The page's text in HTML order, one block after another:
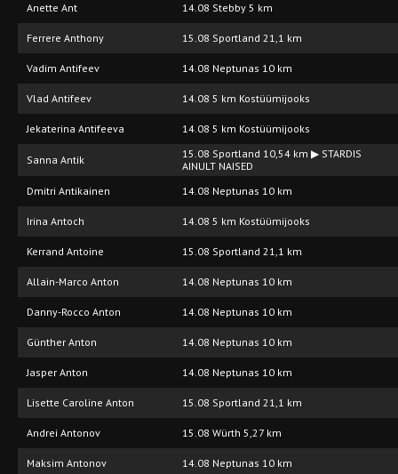
Anette Ant 14.08 Stebby 5 km
Ferrere Anthony 15.08 Sportland 21,1 km
Vadim Antifeev 14.08 Neptunas 10 km
Vlad Antifeev 14.08 5 km Kostüümijooks
Jekaterina Antifeeva 14.08 5 km Kostüümijooks
Sanna Antik
15.08 Sportland 10,54 km ▶ STARDIS
AINULT NAISED
Dmitri Antikainen
14.08 Neptunas 10 km
Irina Antoch 14.08 5 km Kostüümijooks
Kerrand Antoine 15.08 Sportland 21,1 km
Allain-Marco Anton 14.08 Neptunas 10 km
Danny-Rocco Anton 14.08 Neptunas 10 km
Günther Anton 14.08 Neptunas 10 km
Jasper Anton 14.08 Neptunas 10 km
Lisette Caroline Anton 15.08 Sportland 21,1 km
Andrei Antonov 15.08 Würth 5,27 km
Maksim Antonov 14.08 Neptunas 10 km